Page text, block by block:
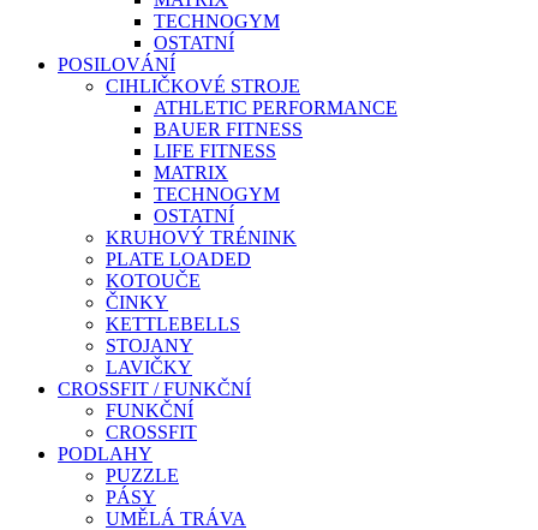
TECHNOGYM
OSTATNÍ
POSILOVÁNÍ
CIHLIČKOVÉ STROJE
ATHLETIC PERFORMANCE
BAUER FITNESS
LIFE FITNESS
MATRIX
TECHNOGYM
OSTATNÍ
KRUHOVÝ TRÉNINK
PLATE LOADED
KOTOUČE
ČINKY
KETTLEBELLS
STOJANY
LAVIČKY
CROSSFIT / FUNKČNÍ
FUNKČNÍ
CROSSFIT
PODLAHY
PUZZLE
PÁSY
UMĚLÁ TRÁVA